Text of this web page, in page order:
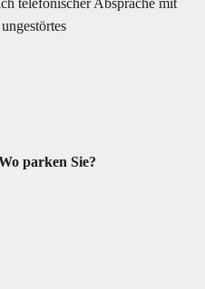
telefonischer Absprache mit
parken Sie?